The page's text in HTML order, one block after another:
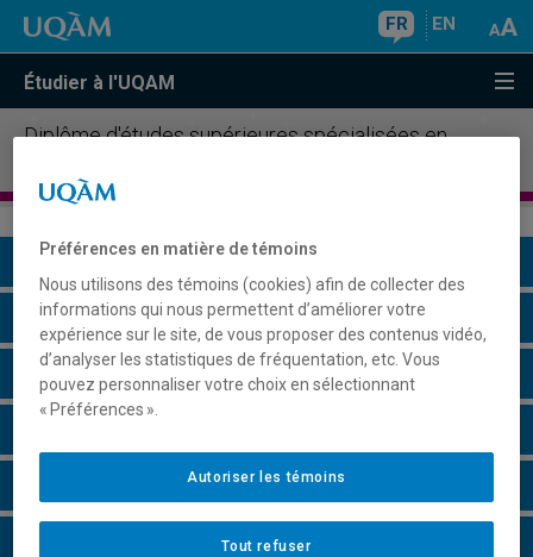
FR EN
Étudier à l'UQAM
Diplôme d'études supérieures spécialisées en
Présentation du programme
Conditions d'admission
Cours à suivre et horaires
Remarques et règlements
Préférences en matière de témoins
Nous utilisons des témoins (cookies) afin de collecter des
informations qui nous permettent d’améliorer votre
expérience sur le site, de vous proposer des contenus vidéo,
d’analyser les statistiques de fréquentation, etc. Vous
pouvez personnaliser votre choix en sélectionnant
« Préférences ».
Tout refuser
Autoriser les témoins